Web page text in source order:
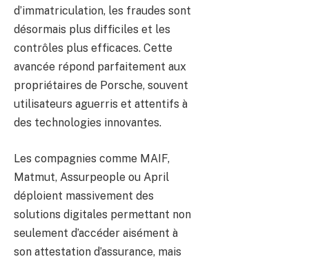
d’immatriculation, les fraudes sont
désormais plus difficiles et les
contrôles plus efficaces. Cette
avancée répond parfaitement aux
propriétaires de Porsche, souvent
utilisateurs aguerris et attentifs à
des technologies innovantes.
Les compagnies comme MAIF,
Matmut, Assurpeople ou April
déploient massivement des
solutions digitales permettant non
seulement d’accéder aisément à
son attestation d’assurance, mais